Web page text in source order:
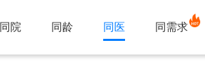
同院 同龄 同医 同需求